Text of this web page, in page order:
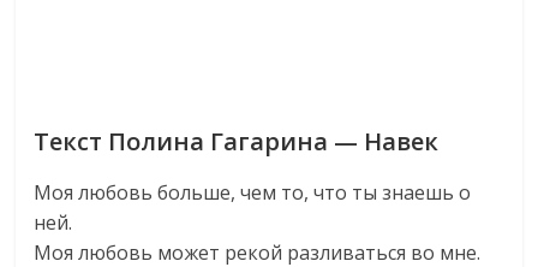
Текст Полина Гагарина — Навек
Моя любовь больше, чем то, что ты знаешь о
ней.
Моя любовь может рекой разливаться во мне.